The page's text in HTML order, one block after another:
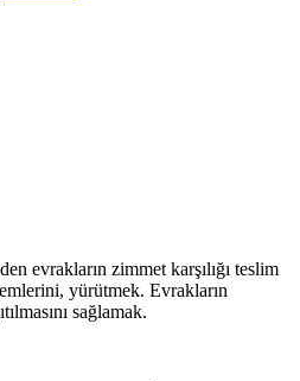
evrakların zimmet karşılığı teslim
yürütmek. Evrakların
sağlamak.